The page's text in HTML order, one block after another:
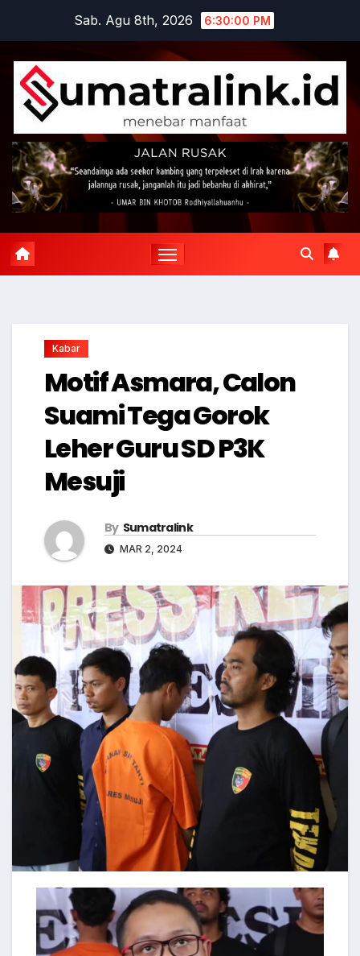
content
Sab. Agu 8th, 2026 6:30:01 PM
Kabar
Motif Asmara, Calon
Suami Tega Gorok
Leher Guru SD P3K
Mesuji
By Sumatralink
MAR 2, 2024